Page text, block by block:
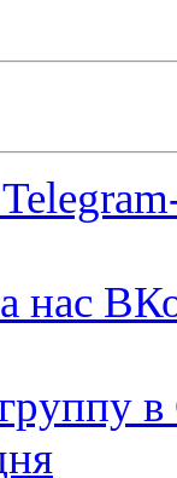
нас
в